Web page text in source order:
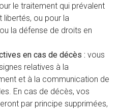
le traitement qui prévalent
libertés, ou pour la
la défense de droits en
en cas de décès : vous
relatives à la
et à la communication de
En cas de décès, vos
par principe supprimées,